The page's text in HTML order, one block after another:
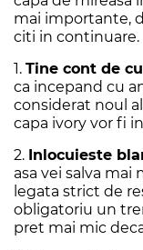
mai importante,
citi in continuare.
1. Tine cont de
ca incepand cu
considerat noul
capa ivory vor fi
2. Inlocuieste
asa vei salva
legata strict de
obligatoriu un
pret mai mic